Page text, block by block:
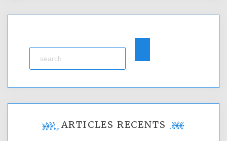
ARTICLES RÉCENTS